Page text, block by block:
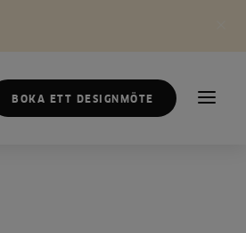
BOKA ETT DESIGNMÖTE